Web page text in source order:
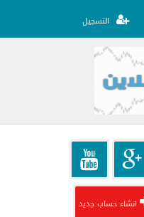
التسجيل
انشاء حساب جديد